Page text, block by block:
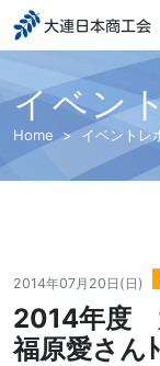
大連日本商工会
イベン
Home イベントレ
2014年07月20日(日)
2014年度
福原愛さん